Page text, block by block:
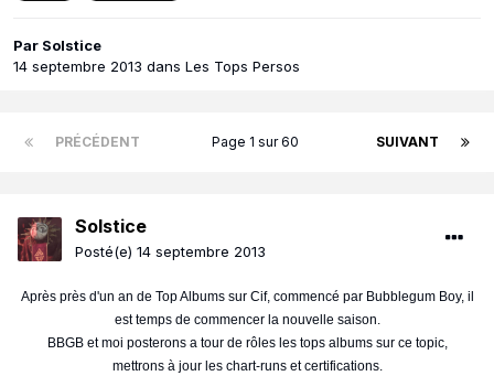
Par Solstice
14 septembre 2013 dans Les Tops Persos
PRÉCÉDENT SUIVANT
Page 1 sur 60
Solstice
Posté(e) 14 septembre 2013
Après près d'un an de Top Albums sur Cif, commencé par Bubblegum Boy, il
est temps de commencer la nouvelle saison.
BBGB et moi posterons a tour de rôles les tops albums sur ce topic,
mettrons à jour les chart-runs et certifications.